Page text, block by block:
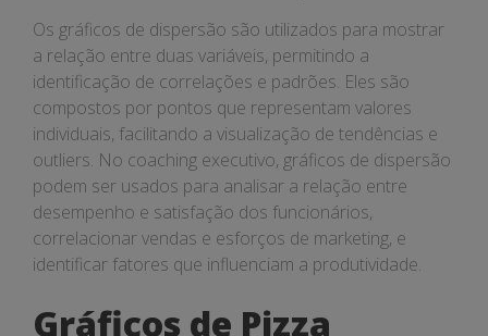
Os gráficos de dispersão são utilizados para mostrar
a relação entre duas variáveis, permitindo a
identificação de correlações e padrões. Eles são
compostos por pontos que representam valores
individuais, facilitando a visualização de tendências e
outliers. No coaching executivo, gráficos de dispersão
podem ser usados para analisar a relação entre
desempenho e satisfação dos funcionários,
correlacionar vendas e esforços de marketing, e
identificar fatores que influenciam a produtividade.
Gráficos de Pizza